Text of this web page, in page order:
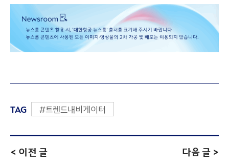
TAG #트렌드내비게이터
< 이전 글 다음 글 >